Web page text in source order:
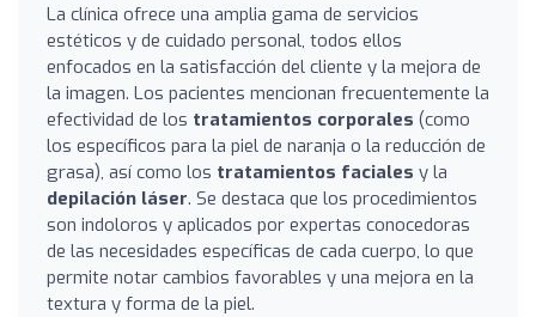
La clínica ofrece una amplia gama de servicios
estéticos y de cuidado personal, todos ellos
enfocados en la satisfacción del cliente y la mejora de
la imagen. Los pacientes mencionan frecuentemente la
efectividad de los tratamientos corporales (como
los específicos para la piel de naranja o la reducción de
grasa), así como los tratamientos faciales y la
depilación láser. Se destaca que los procedimientos
son indoloros y aplicados por expertas conocedoras
de las necesidades específicas de cada cuerpo, lo que
permite notar cambios favorables y una mejora en la
textura y forma de la piel.